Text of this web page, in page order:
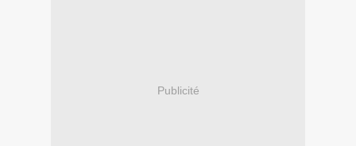
Publicité